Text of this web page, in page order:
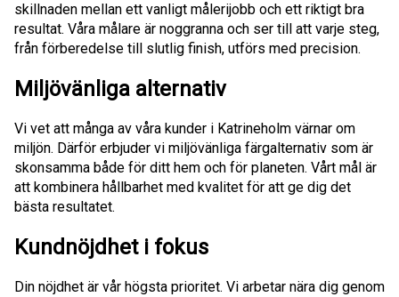
skillnaden mellan ett vanligt målerijobb och ett riktigt bra
resultat. Våra målare är noggranna och ser till att varje steg,
från förberedelse till slutlig finish, utförs med precision.
Miljövänliga alternativ
Vi vet att många av våra kunder i Katrineholm värnar om
miljön. Därför erbjuder vi miljövänliga färgalternativ som är
skonsamma både för ditt hem och för planeten. Vårt mål är
att kombinera hållbarhet med kvalitet för att ge dig det
bästa resultatet.
Kundnöjdhet i fokus
Din nöjdhet är vår högsta prioritet. Vi arbetar nära dig genom